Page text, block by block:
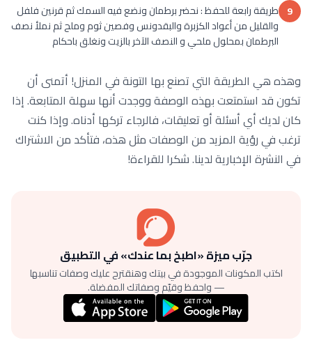
9 طريقة رابعة للحفظ : نحضر برطمان ونضع فيه السمك ثم قرنين فلفل
والقليل من أعواد الكزبرة والبقدونس وفصين ثوم وملح ثم نملأ نصف
البرطمان بمحلول ملحي و النصف الآخر بالزيت ونغلق باحكام
وهذه هي الطريقة التي تصنع بها التونة في المنزل! أتمنى أن
تكون قد استمتعت بهذه الوصفة ووجدت أنها سهلة المتابعة. إذا
كان لديك أي أسئلة أو تعليقات، فالرجاء تركها أدناه. وإذا كنت
ترغب في رؤية المزيد من الوصفات مثل هذه، فتأكد من الاشتراك
في النشرة الإخبارية لدينا. شكرا للقراءة!
جرّب ميزة «اطبخ بما عندك» في التطبيق
اكتب المكونات الموجودة في بيتك وهنقترح عليك وصفات تناسبها
— واحفظ وقيّم وصفاتك المفضلة.